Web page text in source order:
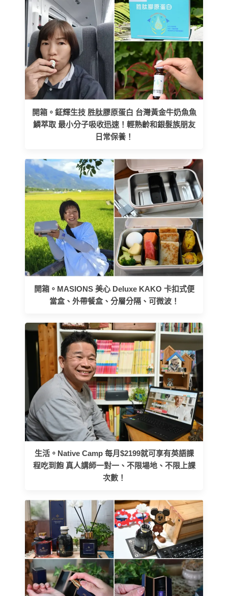
開箱。鉦輝生技 胜肽膠原蛋白 台灣黃金牛奶魚魚
鱗萃取 最小分子吸收迅速！輕熟齡和銀髮族朋友
日常保養！
開箱。MASIONS 美心 Deluxe KAKO 卡扣式便
當盒、外帶餐盒、分層分隔、可微波！
生活。Native Camp 每月$2199就可享有英語課
程吃到飽 真人講師一對一、不限場地、不限上課
次數！